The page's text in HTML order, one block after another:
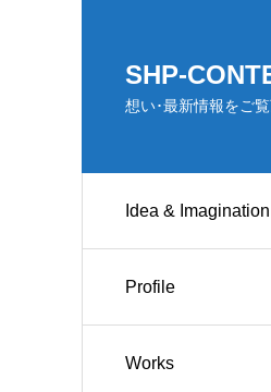
SHP-
想い･最新情報をご覧
Idea & Imagination
Profile
Works